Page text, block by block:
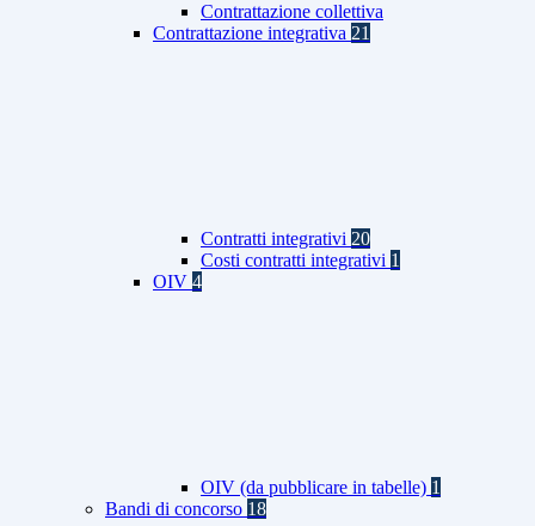
Contrattazione collettiva
Contrattazione integrativa 21
Contratti integrativi 20
Costi contratti integrativi 1
OIV 4
OIV (da pubblicare in tabelle) 1
Bandi di concorso 18